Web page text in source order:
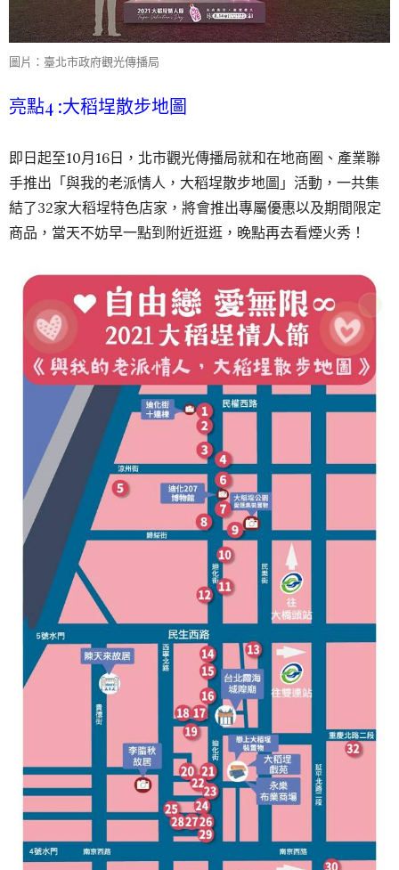
圖片：臺北市政府觀光傳播局
亮點4 :大稻埕散步地圖
即日起至10月16日，北市觀光傳播局就和在地商圈、產業聯
手推出「與我的老派情人，大稻埕散步地圖」活動，一共集
結了32家大稻埕特色店家，將會推出專屬優惠以及期間限定
商品，當天不妨早一點到附近逛逛，晚點再去看煙火秀！